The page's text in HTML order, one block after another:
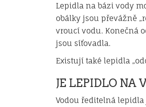
Lepidla na bázi vody
obálky jsou převážně
vroucí vodu. Konečná
jsou síťovadla.
Existují také lepidla
JE LEPIDLO NA
Vodou ředitelná